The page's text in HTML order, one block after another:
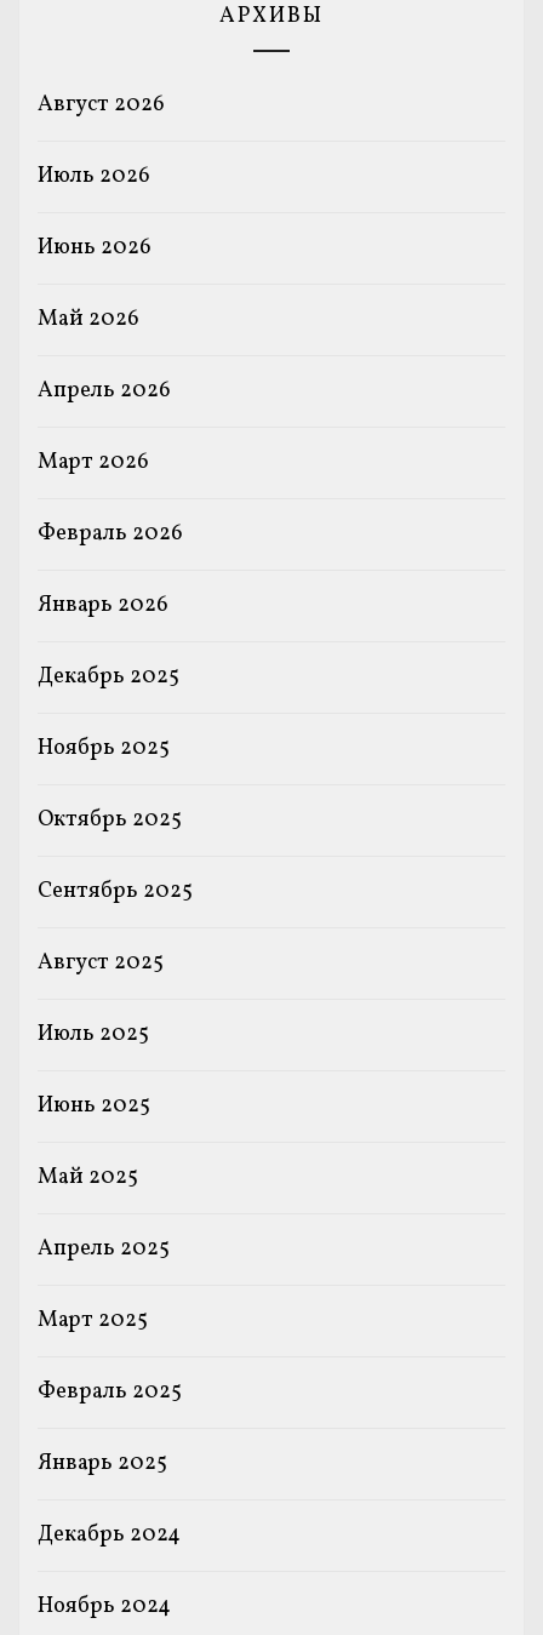
АРХИВЫ
Август 2026
Июль 2026
Июнь 2026
Май 2026
Апрель 2026
Март 2026
Февраль 2026
Январь 2026
Декабрь 2025
Ноябрь 2025
Октябрь 2025
Сентябрь 2025
Август 2025
Июль 2025
Июнь 2025
Май 2025
Апрель 2025
Март 2025
Февраль 2025
Январь 2025
Декабрь 2024
Ноябрь 2024